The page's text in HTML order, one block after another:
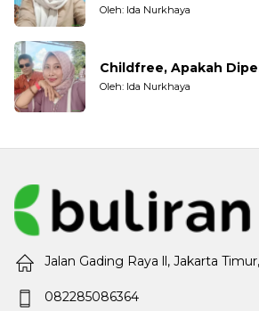
Oleh: Ida Nurkhaya
Childfree, Apakah
Oleh: Ida Nurkhaya
Jalan Gading Raya ll, Jakarta
082285086364